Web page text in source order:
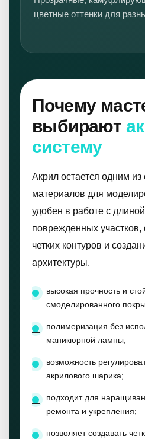
цветные оттенки для
Почему
выбирают
систему
Акрил остается одним
материалов для
удобен в работе с
поврежденных
четких контуров и
архитектуры.
высокая прочность и
смоделированного
полимеризация без
маникюрной лампы;
возможность
акрилового шарика;
подходит для
ремонта и укрепления;
позволяет создавать